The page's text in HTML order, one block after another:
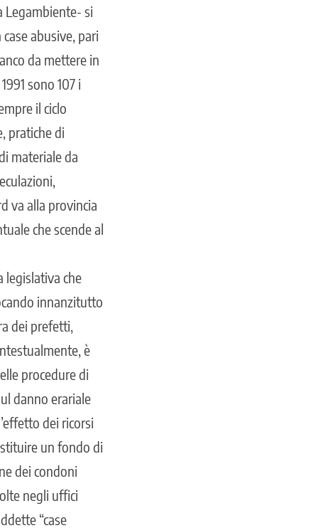
Legambiente- si
abusive, pari
da mettere in
sono 107 i
il ciclo
pratiche di
materiale da
va alla provincia
che scende al
legislativa che
innanzitutto
dei prefetti,
è
procedure di
danno erariale
dei ricorsi
un fondo di
dei condoni
negli uffici
“case